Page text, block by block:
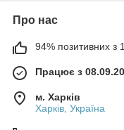
Про нас
94% позитивних з
Працює з
м. Харків
Харків, Україна